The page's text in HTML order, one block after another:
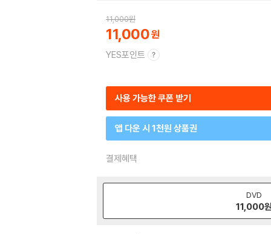
11,000원
11,000
YES포인트
사용 가능한 쿠폰 받기
앱 다운 시 1천원 상품권
결제혜택
DVD
11,000